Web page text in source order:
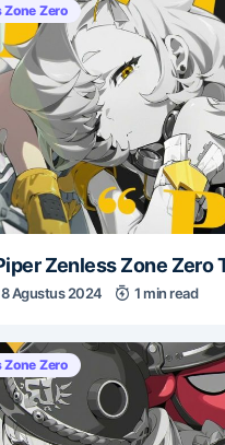
Zone Zero
Zenless Zone Zero
8 Agustus 2024 1 min read
Zone Zero